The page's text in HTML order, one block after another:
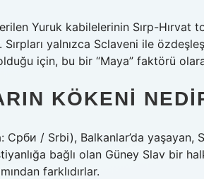
Yuruk kabilelerinin Sırp-
Sırpları yalnızca Sclaveni ile
için, bu bir “Maya” faktörü
KÖKENI
Срби / Srbi), Balkanlar’da yaşayan,
bağlı olan Güney Slav bir
farklıdırlar.